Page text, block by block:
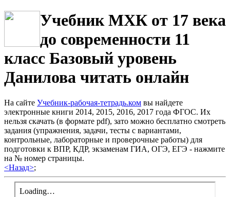
Учебник МХК от 17 века
до современности 11
класс Базовый уровень
Данилова читать онлайн
На сайте Учебник-рабочая-тетрадь.ком вы найдете
электронные книги 2014, 2015, 2016, 2017 года ФГОС. Их
нельзя скачать (в формате pdf), зато можно бесплатно смотреть
задания (упражнения, задачи, тесты с вариантами,
контрольные, лабораторные и проверочные работы) для
подготовки к ВПР, КДР, экзаменам ГИА, ОГЭ, ЕГЭ - нажмите
на № номер страницы.
<Назад>;